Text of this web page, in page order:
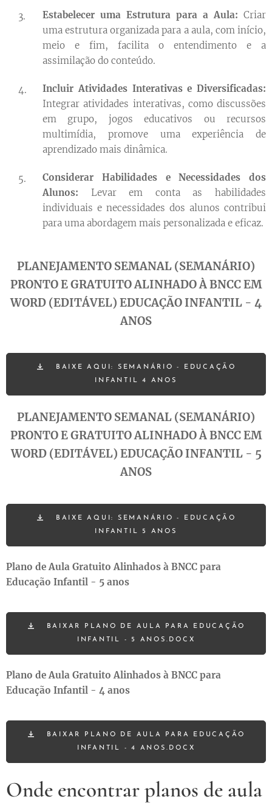
Estabelecer uma Estrutura para a Aula: Criar
uma estrutura organizada para a aula, com início,
meio e fim, facilita o entendimento e a
assimilação do conteúdo.
Incluir Atividades Interativas e Diversificadas:
Integrar atividades interativas, como discussões
em grupo, jogos educativos ou recursos
multimídia, promove uma experiência de
aprendizado mais dinâmica.
Considerar Habilidades e Necessidades dos
Alunos: Levar em conta as habilidades
individuais e necessidades dos alunos contribui
para uma abordagem mais personalizada e eficaz.
PLANEJAMENTO SEMANAL (SEMANÁRIO)
PRONTO E GRATUITO ALINHADO À BNCC EM
WORD (EDITÁVEL) EDUCAÇÃO INFANTIL - 4
ANOS
BAIXE AQUI: SEMANÁRIO - EDUCAÇÃO
INFANTIL 4 ANOS
PLANEJAMENTO SEMANAL (SEMANÁRIO)
PRONTO E GRATUITO ALINHADO À BNCC EM
WORD (EDITÁVEL) EDUCAÇÃO INFANTIL - 5
ANOS
BAIXE AQUI: SEMANÁRIO - EDUCAÇÃO
INFANTIL 5 ANOS
Plano de Aula Gratuito Alinhados à BNCC para
Educação Infantil - 5 anos
BAIXAR PLANO DE AULA PARA EDUCAÇÃO
INFANTIL - 5 ANOS.DOCX
Plano de Aula Gratuito Alinhados à BNCC para
Educação Infantil - 4 anos
BAIXAR PLANO DE AULA PARA EDUCAÇÃO
INFANTIL - 4 ANOS.DOCX
Onde encontrar planos de aula